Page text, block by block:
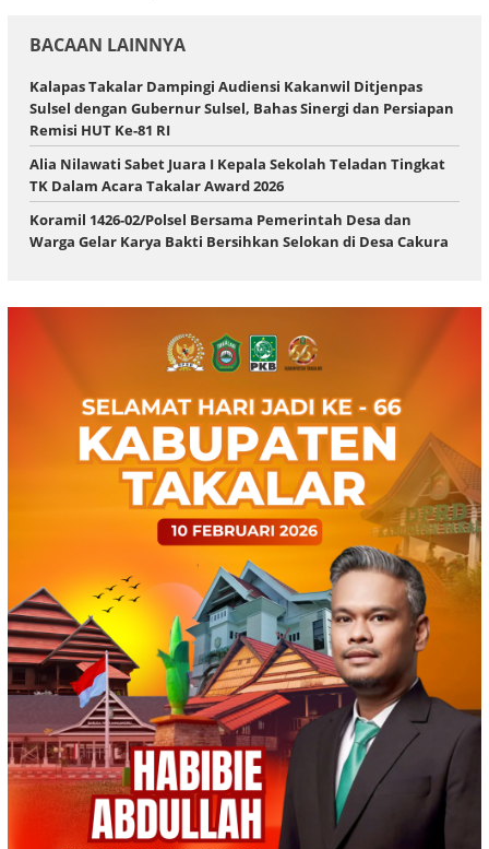
BACAAN LAINNYA
Kalapas Takalar Dampingi Audiensi Kakanwil Ditjenpas
Sulsel dengan Gubernur Sulsel, Bahas Sinergi dan Persiapan
Remisi HUT Ke-81 RI
Alia Nilawati Sabet Juara I Kepala Sekolah Teladan Tingkat
TK Dalam Acara Takalar Award 2026
Koramil 1426-02/Polsel Bersama Pemerintah Desa dan
Warga Gelar Karya Bakti Bersihkan Selokan di Desa Cakura